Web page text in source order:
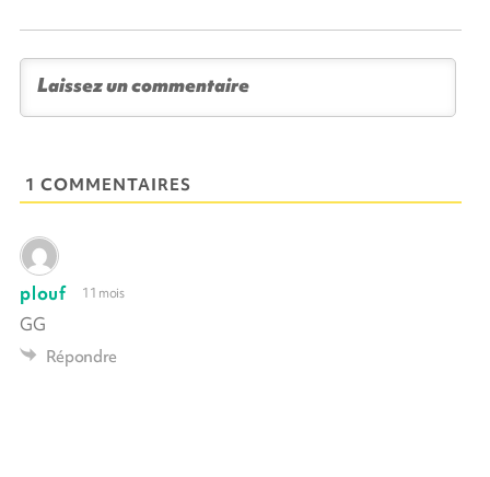
1 COMMENTAIRES
plouf 11 mois
GG
Répondre